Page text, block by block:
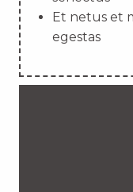
Et netus et
egestas